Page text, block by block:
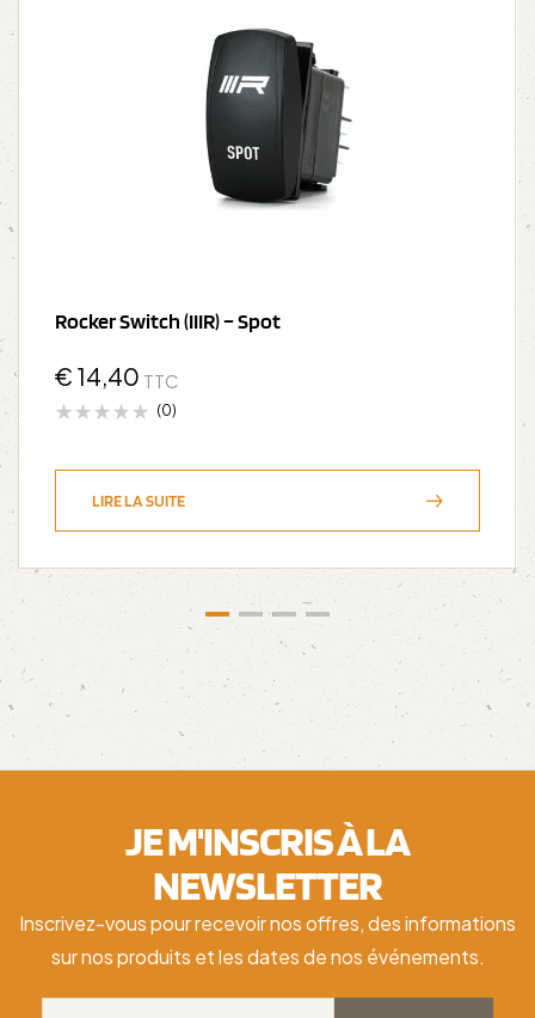
Rocker Switch (IIIR) – Spot
€ 14,40 TTC
(0)
LIRE LA SUITE
JE M'INSCRIS À LA
NEWSLETTER
Inscrivez-vous pour recevoir nos offres, des informations
sur nos produits et les dates de nos événements.